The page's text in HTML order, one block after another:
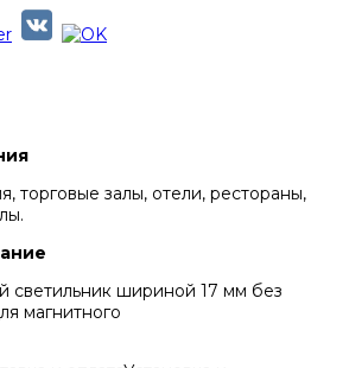
торговые залы, отели, рестораны,
светильник шириной 17 мм без
магнитного